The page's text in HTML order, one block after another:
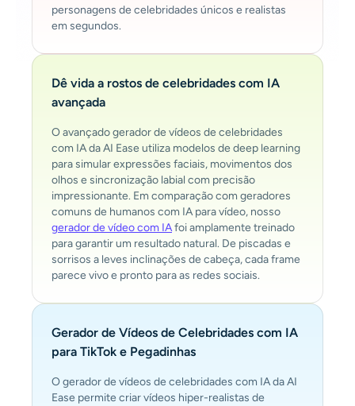
personagens de celebridades únicos e realistas
em segundos.
Dê vida a rostos de celebridades com IA
avançada
O avançado gerador de vídeos de celebridades
com IA da AI Ease utiliza modelos de deep learning
para simular expressões faciais, movimentos dos
olhos e sincronização labial com precisão
impressionante. Em comparação com geradores
comuns de humanos com IA para vídeo, nosso
gerador de vídeo com IAfoi amplamente treinado
para garantir um resultado natural. De piscadas e
sorrisos a leves inclinações de cabeça, cada frame
parece vivo e pronto para as redes sociais.
Gerador de Vídeos de Celebridades com IA
para TikTok e Pegadinhas
O gerador de vídeos de celebridades com IA da AI
Ease permite criar vídeos hiper-realistas de